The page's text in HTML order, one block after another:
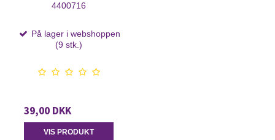
4400716
På lager i webshoppen
(9 stk.)
39,00 DKK
VIS PRODUKT